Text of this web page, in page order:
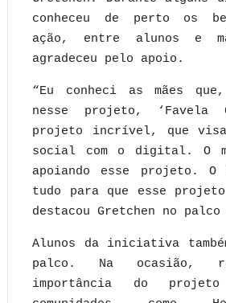
conheceu de perto os
ação, entre alunos e
agradeceu pelo apoio.
“Eu conheci as mães
nesse projeto, ‘Favela
projeto incrível, que
social com o digital. O
apoiando esse projeto. O
tudo para que esse projeto
destacou Gretchen no palco
Alunos da iniciativa
palco. Na ocasião,
importância do